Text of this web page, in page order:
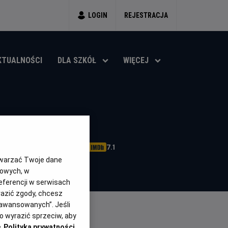
LOGIN REJESTRACJA
DLA SZKÓŁ WIĘCEJ
OCENA HELIOS
7.1
Twoje dane
w
w serwisach
zgody, chcesz
Jeśli
wyrazić sprzeciw, aby